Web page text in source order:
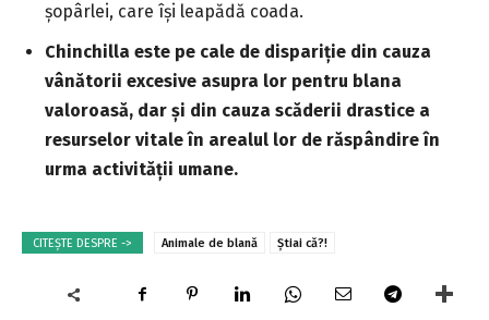
șopârlei, care își leapădă coada.
Chinchilla este pe cale de dispariție din cauza
vânătorii excesive asupra lor pentru blana
valoroasă, dar și din cauza scăderii drastice a
resurselor vitale în arealul lor de răspândire în
urma activității umane.
CITEȘTE DESPRE -> Animale de blană Știai că?!